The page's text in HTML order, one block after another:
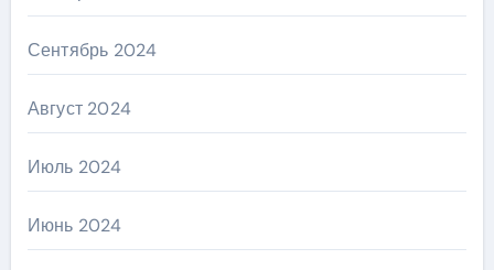
Сентябрь 2024
Август 2024
Июль 2024
Июнь 2024